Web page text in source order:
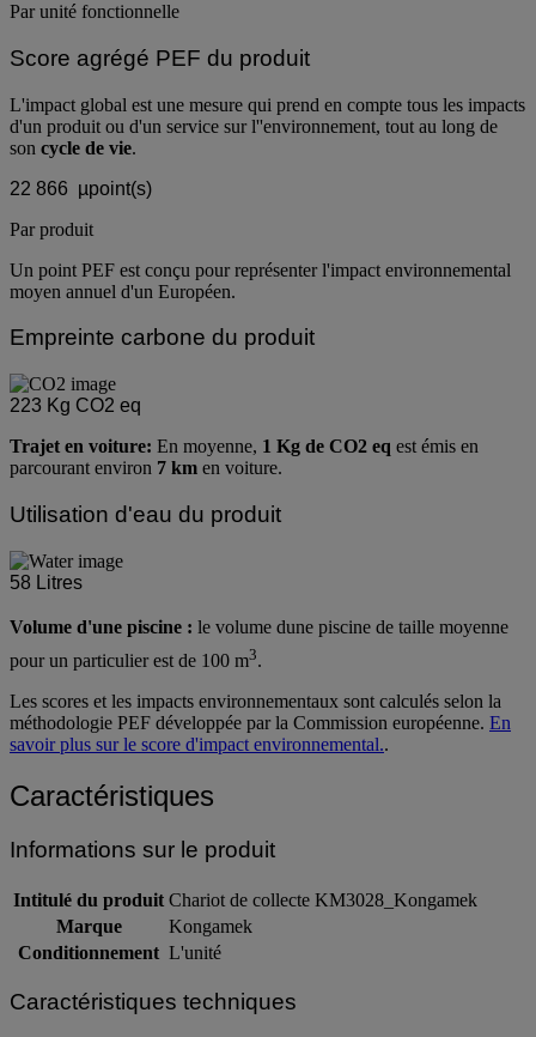
Par unité fonctionnelle
Score agrégé PEF du produit
L'impact global est une mesure qui prend en compte tous les impacts
d'un produit ou d'un service sur l''environnement, tout au long de
son cycle de vie.
22 866 µpoint(s)
Par produit
Un point PEF est conçu pour représenter l'impact environnemental
moyen annuel d'un Européen.
Empreinte carbone du produit
223 Kg CO2 eq
Trajet en voiture: En moyenne, 1 Kg de CO2 eq est émis en
parcourant environ 7 km en voiture.
Utilisation d'eau du produit
58 Litres
Volume d'une piscine : le volume dune piscine de taille moyenne
pour un particulier est de 100 m3.
Les scores et les impacts environnementaux sont calculés selon la
méthodologie PEF développée par la Commission européenne. En
savoir plus sur le score d'impact environnemental..
Caractéristiques
Informations sur le produit
Intitulé du produit Chariot de collecte KM3028_Kongamek
Marque
Kongamek
Conditionnement L'unité
Caractéristiques techniques